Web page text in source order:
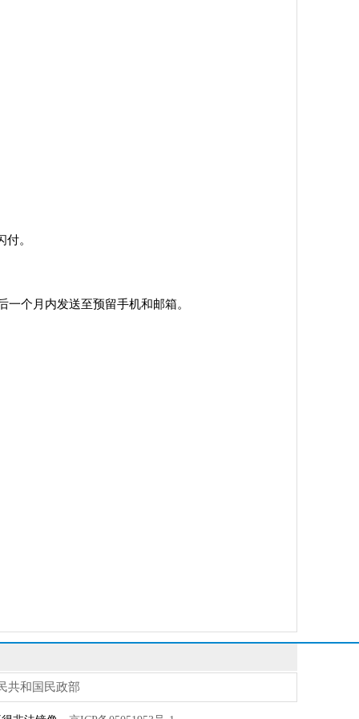
。
个月内发送至预留手机和邮箱。
共和国民政部